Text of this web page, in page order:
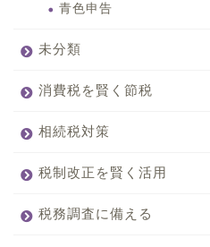
青色申告
未分類
消費税を賢く節税
相続税対策
税制改正を賢く活用
税務調査に備える